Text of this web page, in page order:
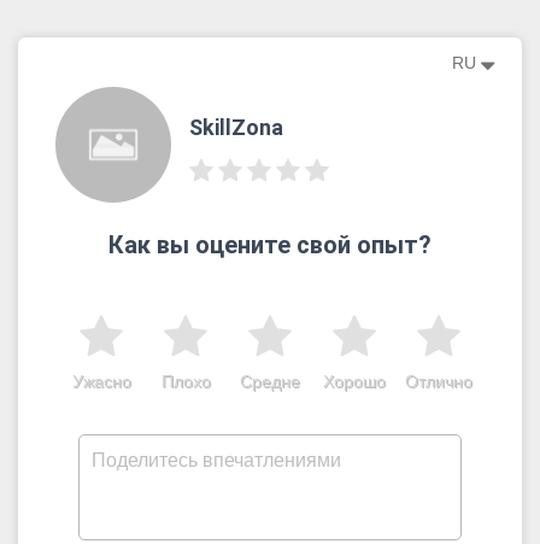
RU
SkillZona
Как вы оцените свой опыт?
Отлично
Хорошо
Средне
Плохо
Ужасно